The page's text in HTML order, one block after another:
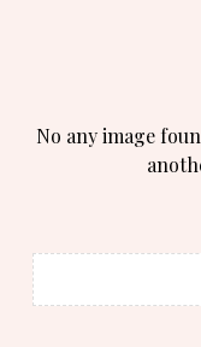
No any image